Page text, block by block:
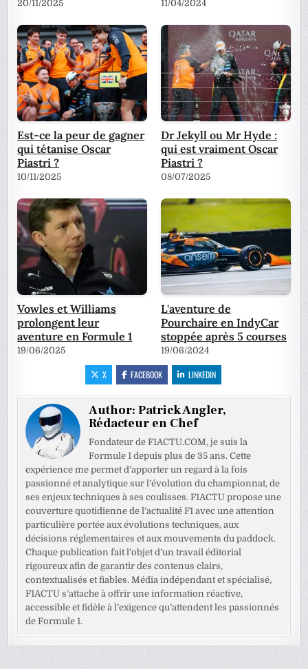
20/11/2025 11/04/2024
Est-ce la peur de gagner
qui tétanise Oscar
Piastri ?
10/11/2025
Dr Jekyll ou Mr Hyde :
qui est vraiment Oscar
Piastri ?
08/07/2025
Vowles et Williams
prolongent leur
aventure en Formule 1
19/06/2025
L'aventure de
Pourchaire en IndyCar
stoppée après 5 courses
19/06/2024
X FACEBOOK LINKEDIN
Author:Patrick Angler,
Rédacteur en Chef
Fondateur de F1ACTU.COM, je suis la
Formule 1 depuis plus de 35 ans. Cette
expérience me permet d’apporter un regard à la fois
passionné et analytique sur l’évolution du championnat, de
ses enjeux techniques à ses coulisses. F1ACTU propose une
couverture quotidienne de l’actualité F1 avec une attention
particulière portée aux évolutions techniques, aux
décisions réglementaires et aux mouvements du paddock.
Chaque publication fait l’objet d’un travail éditorial
rigoureux afin de garantir des contenus clairs,
contextualisés et fiables. Média indépendant et spécialisé,
F1ACTU s’attache à offrir une information réactive,
accessible et fidèle à l’exigence qu’attendent les passionnés
de Formule 1.